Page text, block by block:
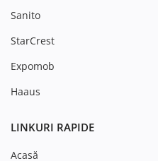
Sanito
StarCrest
Expomob
Haaus
LINKURI RAPIDE
Acasă